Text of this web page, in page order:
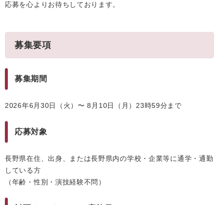
応募を心よりお待ちしております。
募集要項
募集期間
2026年6月30日（火）〜 8月10日（月）23時59分まで
応募対象
長野県在住、出身、または長野県内の学校・企業等に通学・通勤
している方
（年齢・性別・演技経験不問）